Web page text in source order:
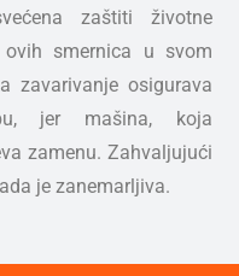
zaštiti životne
smernica u svom
zavarivanje osigurava
jer mašina, koja
zamenu. Zahvaljujući
je zanemarljiva.